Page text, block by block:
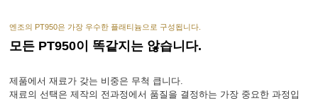
엔조의 PT950은 가장 우수한 플래티늄으로 구성됩니다.
모든 PT950이 똑같지는 않습니다.
제품에서 재료가 갖는 비중은 무척 큽니다.
재료의 선택은 제작의 전과정에서 품질을 결정하는 가장 중요한 과정입